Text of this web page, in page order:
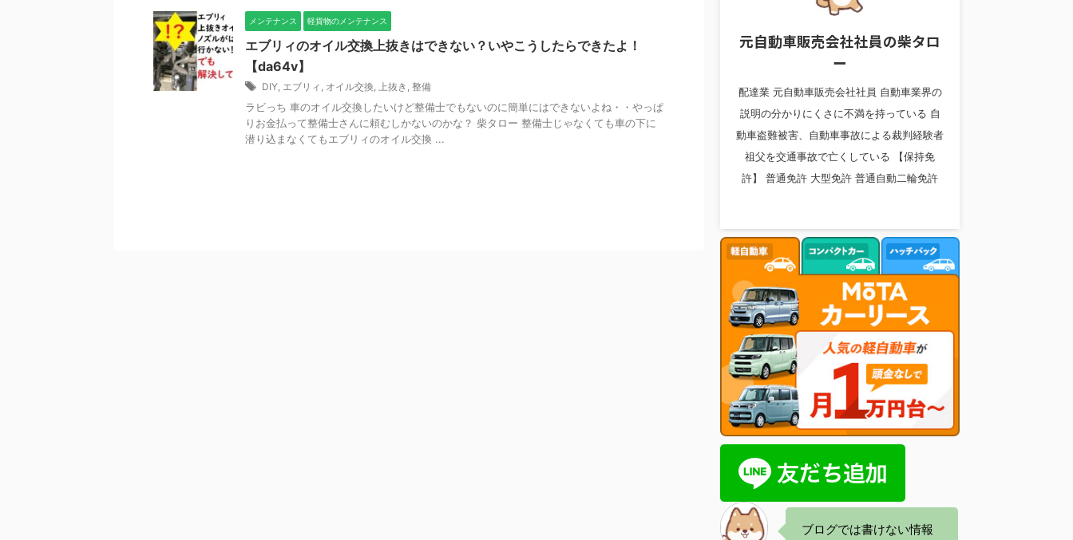
メンテナンス 軽貨物のメンテナンス
エブリィのオイル交換上抜きはできない？いやこうしたらできたよ！
【da64v】
DIY エブリィ オイル交換 上抜き 整備
ラビっち 車のオイル交換したいけど整備士でもないのに簡単にはできないよね・・やっぱ
りお金払って整備士さんに頼むしかないのかな？ 柴タロー 整備士じゃなくても車の下に
潜り込まなくてもエブリィのオイル交換 ...
元自動車販売会社社員の柴タロ
ー
配達業 元自動車販売会社社員 自動車業界の
説明の分かりにくさに不満を持っている 自
動車盗難被害、自動車事故による裁判経験者
祖父を交通事故で亡くしている 【保持免
許】 普通免許 大型免許 普通自動二輪免許
ブログでは書けない情報